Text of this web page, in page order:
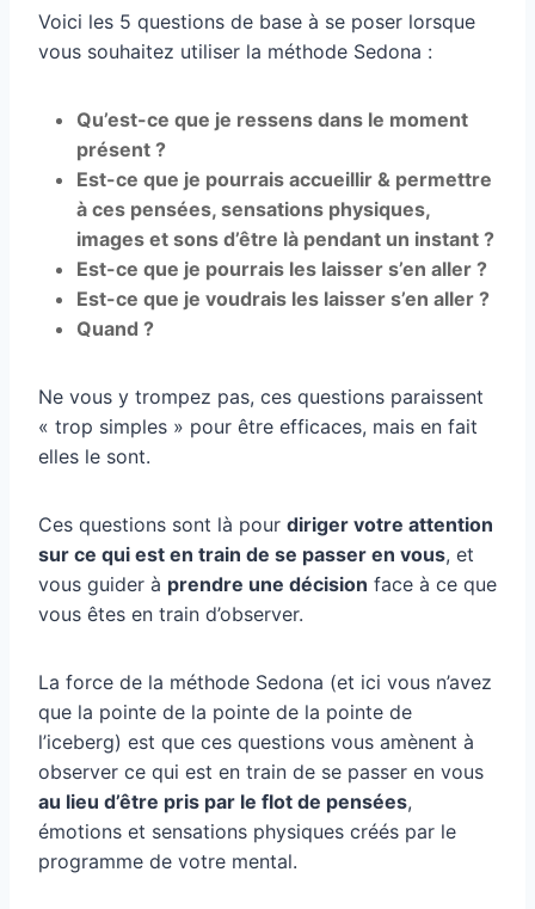
Voici les 5 questions de base à se poser lorsque
vous souhaitez utiliser la méthode Sedona :
Qu’est-ce que je ressens dans le moment
présent ?
Est-ce que je pourrais accueillir & permettre
à ces pensées, sensations physiques,
images et sons d’être là pendant un instant ?
Est-ce que je pourrais les laisser s’en aller ?
Est-ce que je voudrais les laisser s’en aller ?
Quand ?
Ne vous y trompez pas, ces questions paraissent
« trop simples » pour être efficaces, mais en fait
elles le sont.
Ces questions sont là pour diriger votre attention
sur ce qui est en train de se passer en vous, et
vous guider à prendre une décision face à ce que
vous êtes en train d’observer.
La force de la méthode Sedona (et ici vous n’avez
que la pointe de la pointe de la pointe de
l’iceberg) est que ces questions vous amènent à
observer ce qui est en train de se passer en vous
au lieu d’être pris par le flot de pensées,
émotions et sensations physiques créés par le
programme de votre mental.